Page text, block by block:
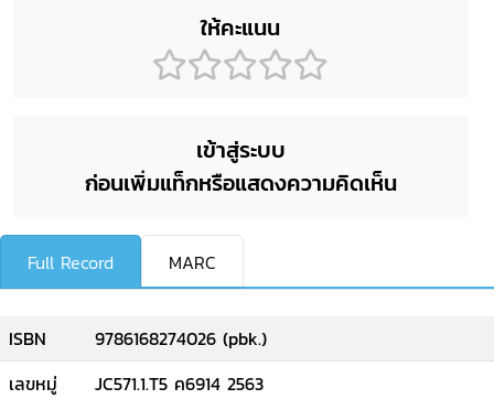
ให้คะแนน
เข้าสู่ระบบ
ก่อนเพิ่มแท็กหรือแสดงความคิดเห็น
Full Record MARC
ISBN
9786168274026 (pbk.)
เลขหมู่
JC571.1.T5 ค6914 2563